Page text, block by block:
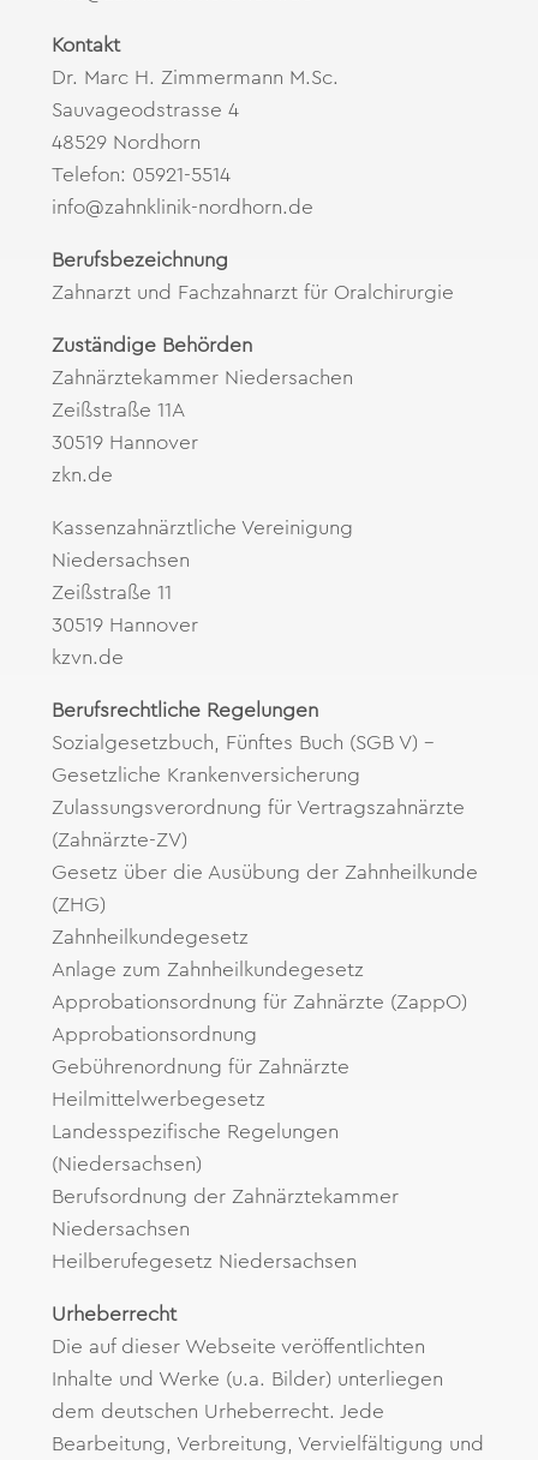
Kontakt
Dr. Marc H. Zimmermann M.Sc.
Sauvageodstrasse 4
48529 Nordhorn
Telefon: 05921-5514
info@zahnklinik-nordhorn.de
Berufsbezeichnung
Zahnarzt und Fachzahnarzt für Oralchirurgie
Zuständige Behörden
Zahnärztekammer Niedersachen
Zeißstraße 11A
30519 Hannover
zkn.de
Kassenzahnärztliche Vereinigung
Niedersachsen
Zeißstraße 11
30519 Hannover
kzvn.de
Berufsrechtliche Regelungen
Sozialgesetzbuch, Fünftes Buch (SGB V) –
Gesetzliche Krankenversicherung
Zulassungsverordnung für Vertragszahnärzte
(Zahnärzte-ZV)
Gesetz über die Ausübung der Zahnheilkunde
(ZHG)
Zahnheilkundegesetz
Anlage zum Zahnheilkundegesetz
Approbationsordnung für Zahnärzte (ZappO)
Approbationsordnung
Gebührenordnung für Zahnärzte
Heilmittelwerbegesetz
Landesspezifische Regelungen
(Niedersachsen)
Berufsordnung der Zahnärztekammer
Niedersachsen
Heilberufegesetz Niedersachsen
Urheberrecht
Die auf dieser Webseite veröffentlichten
Inhalte und Werke (u.a. Bilder) unterliegen
dem deutschen Urheberrecht. Jede
Bearbeitung, Verbreitung, Vervielfältigung und